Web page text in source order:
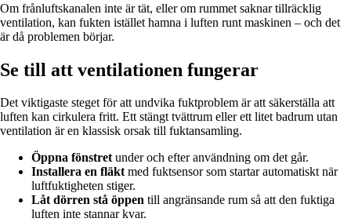
Om frånluftskanalen inte är tät, eller om rummet saknar tillräcklig
ventilation, kan fukten istället hamna i luften runt maskinen – och det
är då problemen börjar.
Se till att ventilationen fungerar
Det viktigaste steget för att undvika fuktproblem är att säkerställa att
luften kan cirkulera fritt. Ett stängt tvättrum eller ett litet badrum utan
ventilation är en klassisk orsak till fuktansamling.
Öppna fönstretunder och efter användning om det går.
Installera en fläktmed fuktsensor som startar automatiskt när
luftfuktigheten stiger.
Låt dörren stå öppen till angränsande rum så att den fuktiga
luften inte stannar kvar.